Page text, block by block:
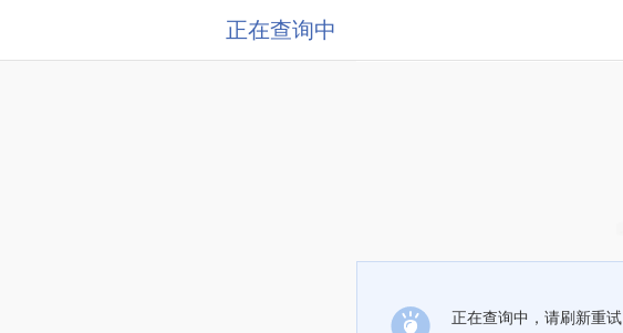
正在查询中
正在查询中，请刷新重试